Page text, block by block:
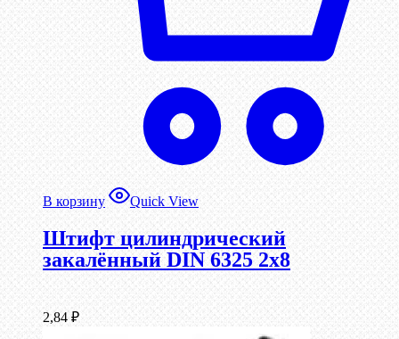
В корзину Quick View
Штифт цилиндрический
закалённый DIN 6325 2х8
2,84 ₽